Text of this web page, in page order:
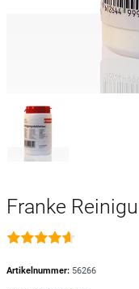
Franke
Artikelnummer: 56266